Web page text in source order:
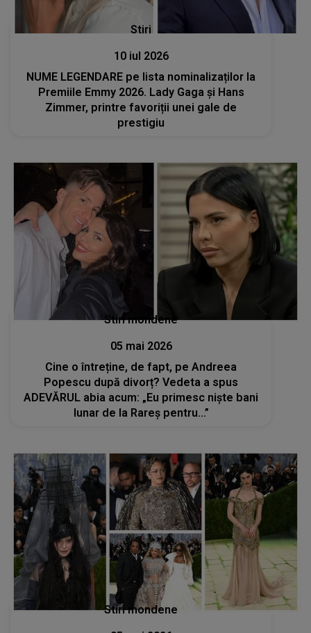
Stiri
10 iul 2026
NUME LEGENDARE pe lista nominalizaților la
Premiile Emmy 2026. Lady Gaga și Hans
Zimmer, printre favoriții unei gale de
prestigiu
Stiri mondene
05 mai 2026
Cine o întreține, de fapt, pe Andreea
Popescu după divorț? Vedeta a spus
ADEVĂRUL abia acum: „Eu primesc niște bani
lunar de la Rareș pentru...”
Stiri mondene